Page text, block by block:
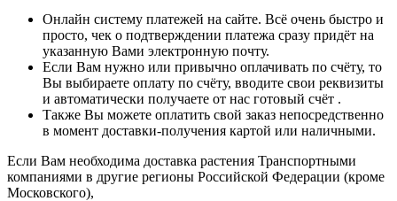
Онлайн систему платежей на сайте. Всё очень быстро и
просто, чек о подтверждении платежа сразу придёт на
указанную Вами электронную почту.
Если Вам нужно или привычно оплачивать по счёту, то
Вы выбираете оплату по счёту, вводите свои реквизиты
и автоматически получаете от нас готовый счёт .
Также Вы можете оплатить свой заказ непосредственно
в момент доставки-получения картой или наличными.
Если Вам необходима доставка растения Транспортными
компаниями в другие регионы Российской Федерации (кроме
Московского),